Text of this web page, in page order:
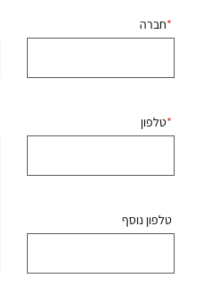
חברה
טלפון
טלפון נוסף